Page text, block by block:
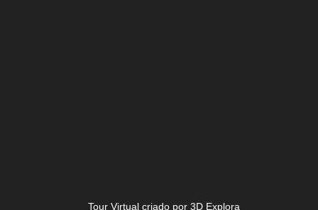
Tour Virtual criado por 3D Explora